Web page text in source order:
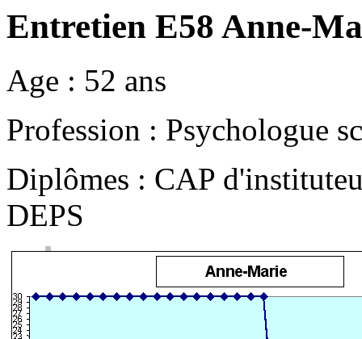
Entretien E58 Anne-
Age : 52 ans
Profession : Psychologue
Diplômes : CAP
DEPS